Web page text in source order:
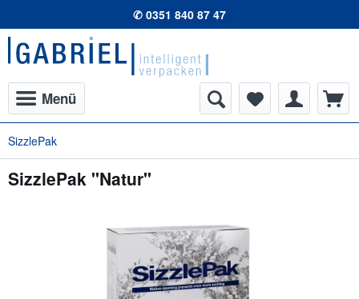
✆ 0351 840 87 47
Menü
SizzlePak
SizzlePak "Natur"